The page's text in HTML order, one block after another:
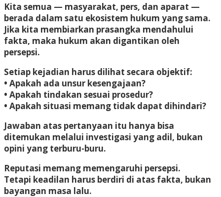
Kita semua — masyarakat, pers, dan aparat —
berada dalam satu ekosistem hukum yang sama.
Jika kita membiarkan prasangka mendahului
fakta, maka hukum akan digantikan oleh
persepsi.
Setiap kejadian harus dilihat secara objektif:
• Apakah ada unsur kesengajaan?
• Apakah tindakan sesuai prosedur?
• Apakah situasi memang tidak dapat dihindari?
Jawaban atas pertanyaan itu hanya bisa
ditemukan melalui investigasi yang adil, bukan
opini yang terburu-buru.
Reputasi memang memengaruhi persepsi.
Tetapi keadilan harus berdiri di atas fakta, bukan
bayangan masa lalu.